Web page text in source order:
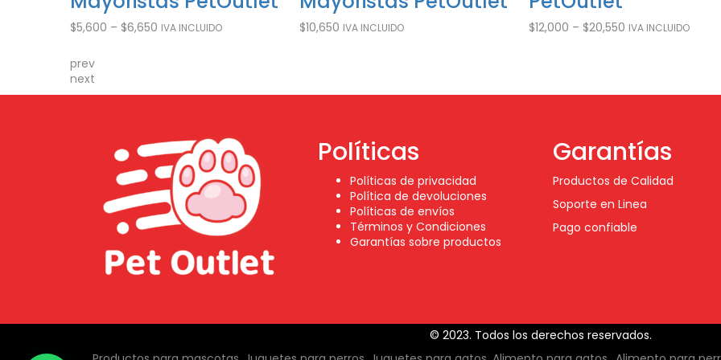
$5,600 – $6,650 IVA INCLUIDO $10,650 IVA INCLUIDO $12,000 – $20,550 IVA INCLUIDO
prev
next
Políticas
Políticas de privacidad
Política de devoluciones
Políticas de envíos
Términos y Condiciones
Garantías sobre productos
Garantías
Productos de Calidad
Soporte en Linea
Pago confiable
© 2023. Todos los derechos reservados.